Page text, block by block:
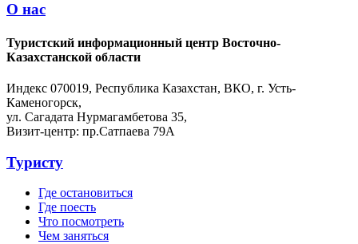
О нас
Туристский информационный центр Восточно-
Казахстанской области
Индекс 070019, Республика Казахстан, ВКО, г. Усть-
Каменогорск,
ул. Сагадата Нурмагамбетова 35,
Визит-центр: пр.Сатпаева 79А
Туристу
Где остановиться
Где поесть
Что посмотреть
Чем заняться